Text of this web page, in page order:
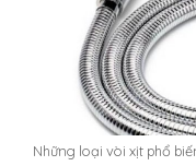
Những loại vòi xịt phổ